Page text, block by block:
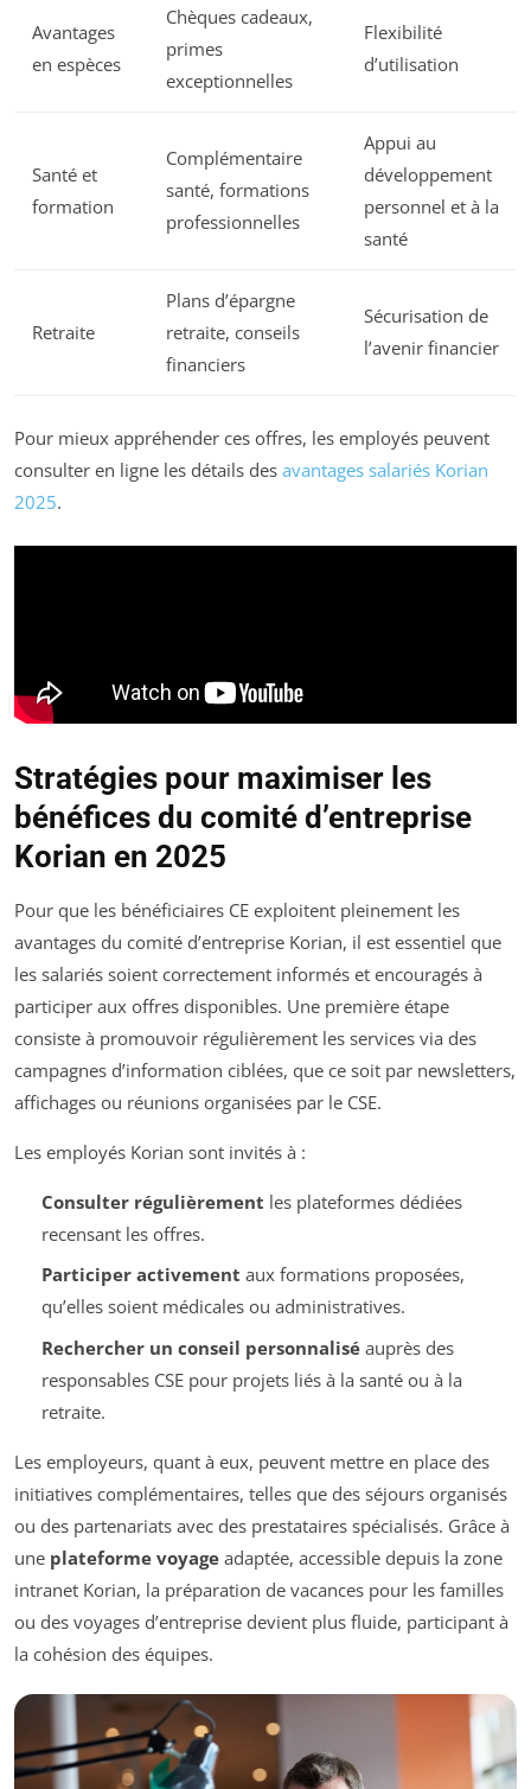
Avantages
en espèces
Chèques cadeaux,
primes
exceptionnelles
Flexibilité
d’utilisation
Santé et
formation
Complémentaire
santé, formations
professionnelles
Appui au
développement
personnel et à la
santé
Retraite
Plans d’épargne
retraite, conseils
financiers
Sécurisation de
l’avenir financier
Pour mieux appréhender ces offres, les employés peuvent
consulter en ligne les détails des avantages salariés Korian
2025.
Stratégies pour maximiser les
bénéfices du comité d’entreprise
Korian en 2025
Pour que les bénéficiaires CE exploitent pleinement les
avantages du comité d’entreprise Korian, il est essentiel que
les salariés soient correctement informés et encouragés à
participer aux offres disponibles. Une première étape
consiste à promouvoir régulièrement les services via des
campagnes d’information ciblées, que ce soit par newsletters,
affichages ou réunions organisées par le CSE.
Les employés Korian sont invités à :
Consulter régulièrement les plateformes dédiées
recensant les offres.
Participer activement aux formations proposées,
qu’elles soient médicales ou administratives.
Rechercher un conseil personnaliséauprès des
responsables CSE pour projets liés à la santé ou à la
retraite.
Les employeurs, quant à eux, peuvent mettre en place des
initiatives complémentaires, telles que des séjours organisés
ou des partenariats avec des prestataires spécialisés. Grâce à
une plateforme voyage adaptée, accessible depuis la zone
intranet Korian, la préparation de vacances pour les familles
ou des voyages d’entreprise devient plus fluide, participant à
la cohésion des équipes.